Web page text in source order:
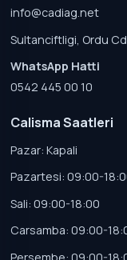
info@cadiag.net
Sultanciftligi, Ordu
WhatsApp Hatti
0542 445 00 10
Calisma Saatleri
Pazar: Kapali
Pazartesi: 09:00-
Sali: 09:00-18:00
Carsamba: 09:00-
Persembe: 09:00-